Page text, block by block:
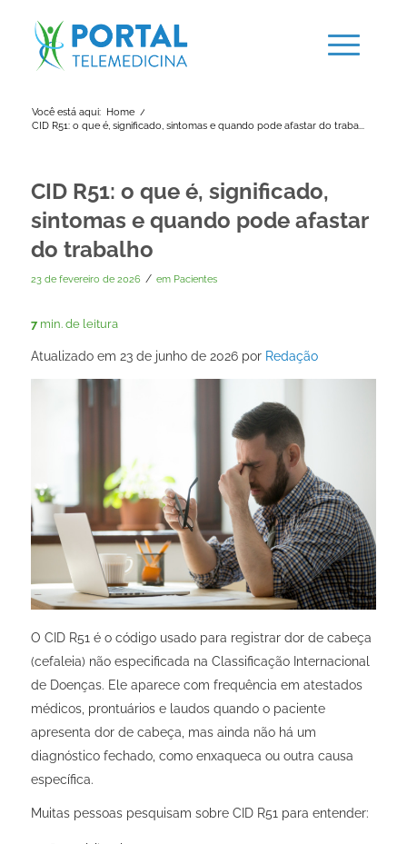
Você está aqui: Home /
CID R51: o que é, significado, sintomas e quando pode afastar do traba...
CID R51: o que é, significado,
sintomas e quando pode afastar
do trabalho
23 de fevereiro de 2026 / em Pacientes
7 min. de leitura
Atualizado em 23 de junho de 2026 por Redação
O CID R51 é o código usado para registrar dor de cabeça
(cefaleia) não especificada na Classificação Internacional
de Doenças. Ele aparece com frequência em atestados
médicos, prontuários e laudos quando o paciente
apresenta dor de cabeça, mas ainda não há um
diagnóstico fechado, como enxaqueca ou outra causa
específica.
Muitas pessoas pesquisam sobre CID R51 para entender: